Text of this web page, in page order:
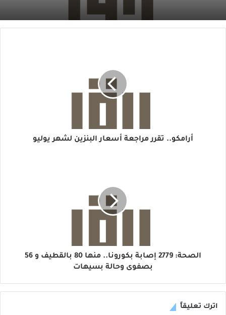
أرامكو.. تقرر مراجعة أسعار البنزين لشهر يوليو
الصحة: 2779 إصابة بكورونا.. منها 80 بالقطيف و 56
بصفوى وحالة بسيهات
اترك تعليقاً